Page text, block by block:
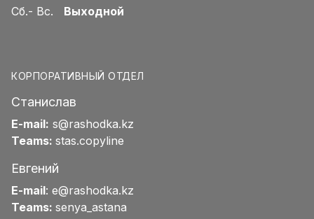
Сб.- Вс. Выходной
КОРПОРАТИВНЫЙ ОТДЕЛ
Станислав
E-mail: s@rashodka.kz
Teams: stas.copyline
Евгений
E-mail: e@rashodka.kz
Teams: senya_astana